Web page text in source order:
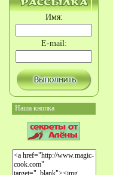
Имя:
E-mail:
Наша кнопка